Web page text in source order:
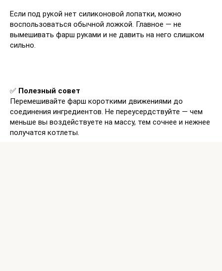
Если под рукой нет силиконовой лопатки, можно
воспользоваться обычной ложкой. Главное — не
вымешивать фарш руками и не давить на него слишком
сильно.
✅ Полезный совет
Перемешивайте фарш короткими движениями до
соединения ингредиентов. Не переусердствуйте — чем
меньше вы воздействуете на массу, тем сочнее и нежнее
получатся котлеты.